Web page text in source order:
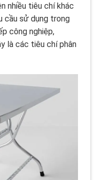
nhiều tiêu chí khác
cầu sử dụng trong
công nghiệp,
là các tiêu chí phân